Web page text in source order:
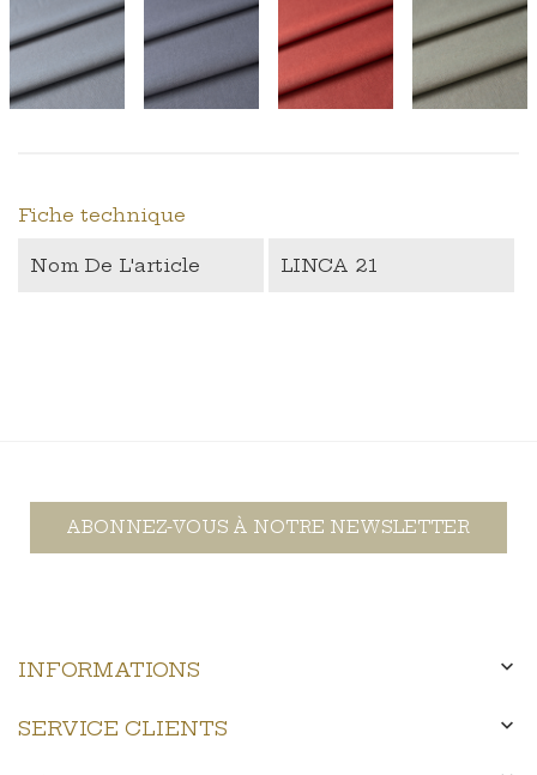
Fiche technique
Nom De L'article LINCA 21
ABONNEZ-VOUS À NOTRE NEWSLETTER
INFORMATIONS 
SERVICE CLIENTS 